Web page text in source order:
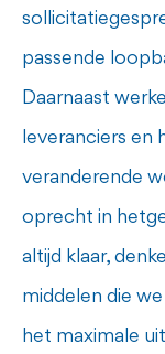
passende
Daarnaast
leveranciers en
veranderende
oprecht in
altijd klaar,
middelen die
het maximale